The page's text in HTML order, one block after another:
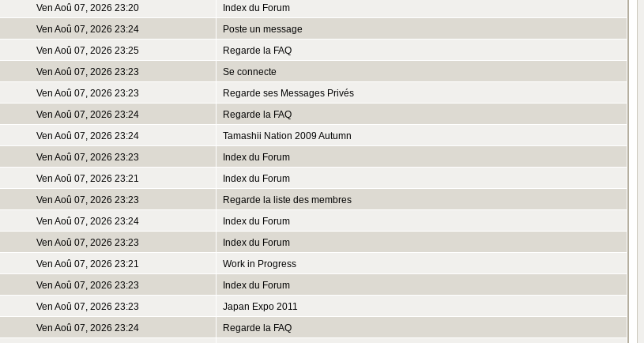
Ven Aoû 07, 2026 23:20
Index du Forum
Ven Aoû 07, 2026 23:24
Poste un message
Ven Aoû 07, 2026 23:25
Regarde la FAQ
Ven Aoû 07, 2026 23:23
Se connecte
Ven Aoû 07, 2026 23:23
Regarde ses Messages Privés
Ven Aoû 07, 2026 23:24
Regarde la FAQ
Ven Aoû 07, 2026 23:24
Tamashii Nation 2009 Autumn
Ven Aoû 07, 2026 23:23
Index du Forum
Ven Aoû 07, 2026 23:21
Index du Forum
Ven Aoû 07, 2026 23:23
Regarde la liste des membres
Ven Aoû 07, 2026 23:24
Index du Forum
Ven Aoû 07, 2026 23:23
Index du Forum
Ven Aoû 07, 2026 23:21
Work in Progress
Ven Aoû 07, 2026 23:23
Index du Forum
Ven Aoû 07, 2026 23:23
Japan Expo 2011
Ven Aoû 07, 2026 23:24
Regarde la FAQ